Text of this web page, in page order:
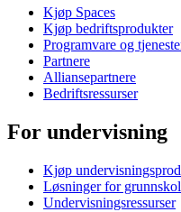
Kjøp Spaces
Kjøp bedriftsprodukter
Programvare og
Partnere
Alliansepartnere
Bedriftsressurser
For undervisning
Kjøp
Løsninger for
Undervisningsressurser